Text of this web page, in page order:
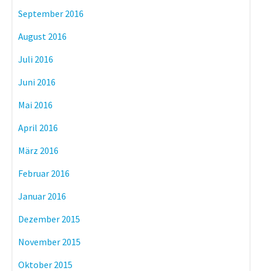
September 2016
August 2016
Juli 2016
Juni 2016
Mai 2016
April 2016
März 2016
Februar 2016
Januar 2016
Dezember 2015
November 2015
Oktober 2015